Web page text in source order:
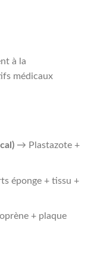
à la
médicaux
→ Plastazote +
éponge + tissu +
+ plaque